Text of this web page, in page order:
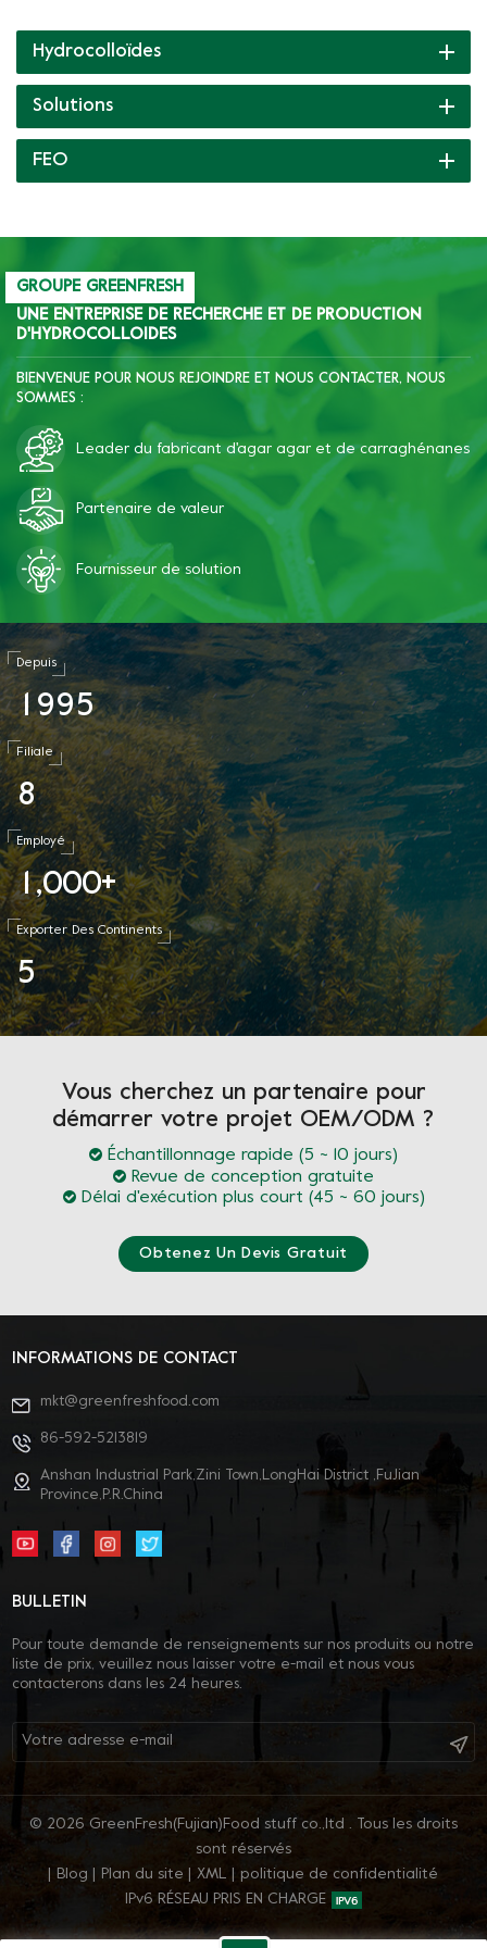
à l'extraction et au
solution est facile à utiliser.
produire du pudding avec
différentes textures
doux, etc.
Hydrocolloïdes
Solutions
FEO
GROUPE GREENFRESH
UNE ENTREPRISE DE RECHERCHE ET DE PRODUCTION
D'HYDROCOLLOIDES
BIENVENUE POUR NOUS REJOINDRE ET NOUS CONTACTER, NOUS
SOMMES :
Leader du fabricant d'agar agar et de carraghénanes
Partenaire de valeur
Fournisseur de solution
Depuis
1 995
Filiale
8
Employé
1 ,000+
Exporter Des Continents
5
Vous cherchez un partenaire pour
démarrer votre projet OEM/ODM ?
Échantillonnage rapide (5 ~ 10 jours)
Revue de conception gratuite
Délai d'exécution plus court (45 ~ 60 jours)
Obtenez Un Devis Gratuit
INFORMATIONS DE CONTACT
mkt@greenfreshfood.com
86-592-5213819
Anshan Industrial Park,Zini Town,LongHai District ,FuJian
Province,P.R.China
BULLETIN
Pour toute demande de renseignements sur nos produits ou notre
liste de prix, veuillez nous laisser votre e-mail et nous vous
contacterons dans les 24 heures.
© 2026 GreenFresh(Fujian)Food stuff co.,ltd . Tous les droits
sont réservés
Blog Plan du site XML
politique de confidentialité
IPv6 RÉSEAU PRIS EN CHARGE